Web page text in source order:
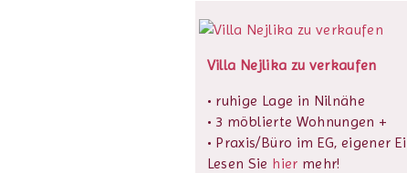
Villa Nejlika zu verkaufen
• ruhige Lage in Nilnähe
• 3 möblierte Wohnungen +
• Praxis/Büro im EG, eigener
Lesen Sie hier mehr!